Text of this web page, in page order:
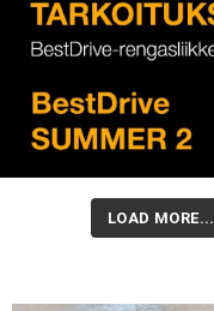
LOAD MORE...